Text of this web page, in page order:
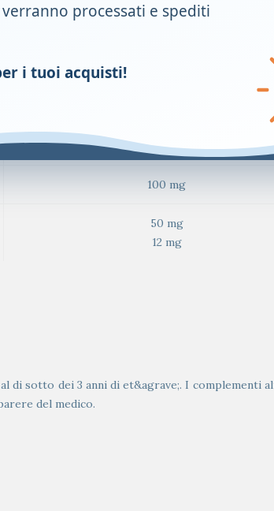
10 mg
100 mg
50 mg
12 mg
di sotto dei 3 anni di et&agrave;. I complementi
del medico.
processati e spediti
i tuoi acquisti!